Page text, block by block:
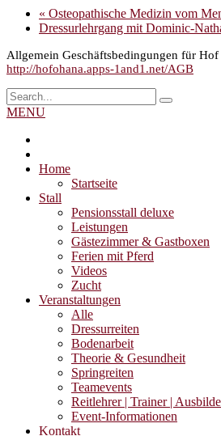
« Osteopathische Medizin vom
Dressurlehrgang mit Dominic-
Allgemein Geschäftsbedingungen für Hof
http://hofohana.apps-1and1.net/AGB
MENU
Home
Startseite
Stall
Pensionsstall deluxe
Leistungen
Gästezimmer & Gastboxen
Ferien mit Pferd
Videos
Zucht
Veranstaltungen
Alle
Dressurreiten
Bodenarbeit
Theorie & Gesundheit
Springreiten
Teamevents
Reitlehrer | Trainer |
Event-Informationen
Kontakt